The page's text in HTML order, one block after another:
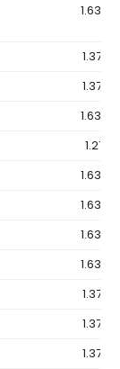
1.636
1.377
1.377
1.636
1.271
1.636
1.636
1.636
1.636
1.377
1.377
1.377